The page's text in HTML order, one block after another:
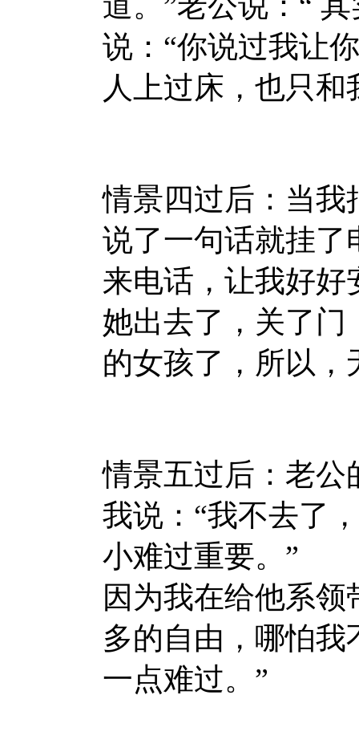
说：“你说过我让
人上过床，也只和
情景四过后：当我
说了一句话就挂了
来电话，让我好好
她出去了，关了门
的女孩了，所以，
情景五过后：老公
我说：“我不去了
小难过重要。”
因为我在给他系
多的自由，哪怕
一点难过。”